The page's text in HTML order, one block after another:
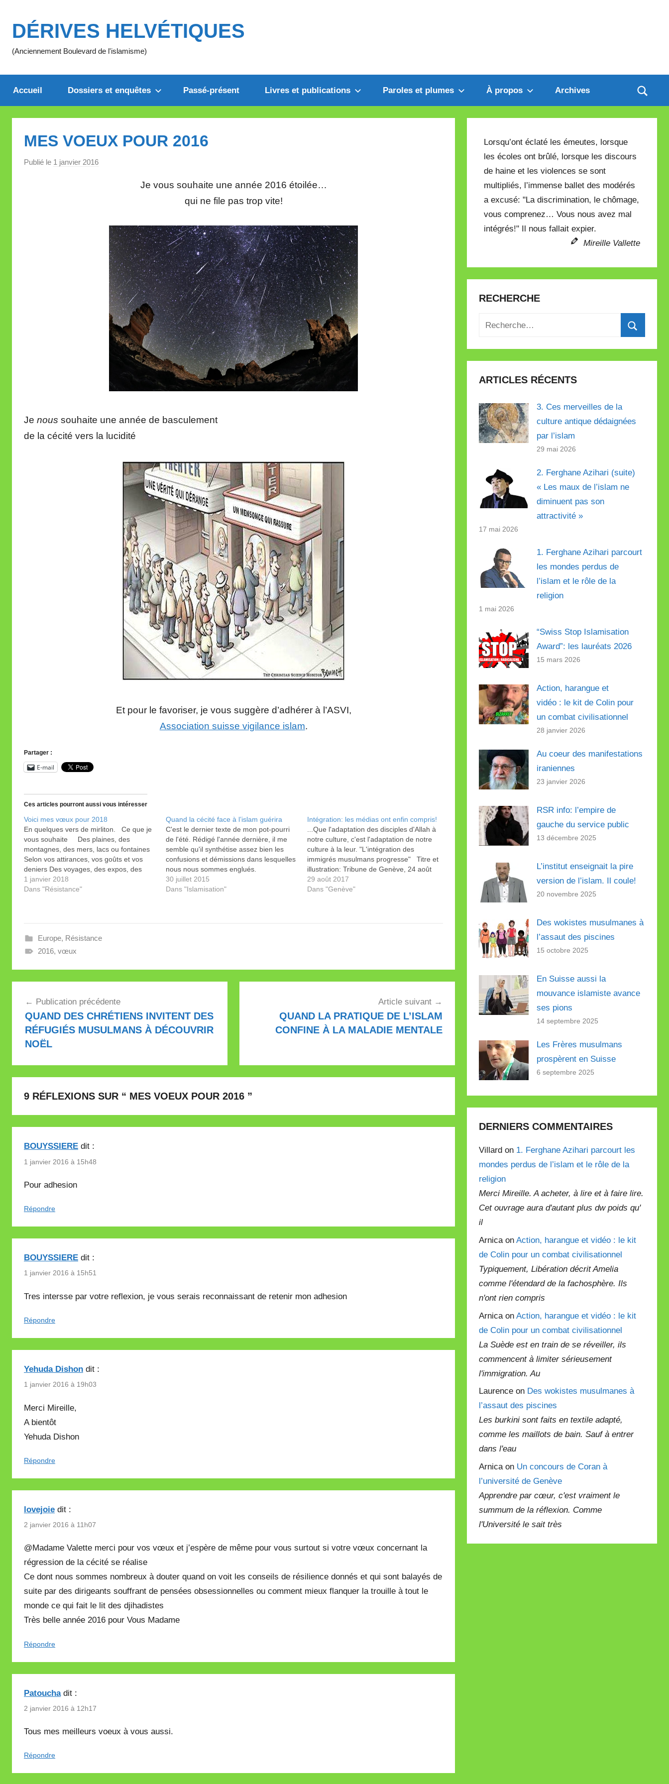
contenu
DÉRIVES HELVÉTIQUES
(Anciennement Boulevard de l'islamisme)
Accueil Dossiers et enquêtes Passé-présent Livres et publications Paroles et plumes À propos Archives
MES VOEUX POUR 2016
Publié le 1 janvier 2016
Je vous souhaite une année 2016 étoilée…
qui ne file pas trop vite!
Je nous souhaite une année de basculement
de la cécité vers la lucidité
Et pour le favoriser, je vous suggère d’adhérer à l’ASVI,
Association suisse vigilance islam.
Partager :
E-mail
Ces articles pourront aussi vous intéresser
Voici mes vœux pour 2018
En quelques vers de mirliton. Ce que je
vous souhaite Des plaines, des
montagnes, des mers, lacs ou fontaines
Selon vos attirances, vos goûts et vos
deniers Des voyages, des expos, des
spectacles et concerts Et puis votre santé
par les maux épargnée Des posts
1 janvier 2018
Dans "Résistance"
Quand la cécité face à l’islam guérira
C'est le dernier texte de mon pot-pourri
de l'été. Rédigé l'année dernière, il me
semble qu'il synthétise assez bien les
confusions et démissions dans lesquelles
nous nous sommes englués.
30 juillet 2015
Dans "Islamisation"
Intégration: les médias ont enfin compris!
...Que l'adaptation des disciples d'Allah à
notre culture, c'est l'adaptation de notre
culture à la leur. "L'intégration des
immigrés musulmans progresse" Titre et
illustration: Tribune de Genève, 24 août
2017 "L'intégration des musulmans
progresse en Europe" Titre et
29 août 2017
Dans "Genève"
Europe, Résistance
2016, vœux
l’article
Publication précédente
QUAND DES CHRÉTIENS INVITENT DES
RÉFUGIÉS MUSULMANS À DÉCOUVRIR
NOËL
Article suivant
QUAND LA PRATIQUE DE L’ISLAM
CONFINE À LA MALADIE MENTALE
9 RÉFLEXIONS SUR “ MES VOEUX POUR 2016 ”
BOUYSSIERE dit :
1 janvier 2016 à 15h48
Pour adhesion
Répondre
BOUYSSIERE dit :
1 janvier 2016 à 15h51
Tres intersse par votre reflexion, je vous serais reconnaissant de retenir mon adhesion
Répondre
Yehuda Dishon dit :
1 janvier 2016 à 19h03
Merci Mireille,
A bientôt
Yehuda Dishon
Répondre
lovejoie dit :
2 janvier 2016 à 11h07
@Madame Valette merci pour vos vœux et j’espère de même pour vous surtout si votre vœux concernant la
régression de la cécité se réalise
Ce dont nous sommes nombreux à douter quand on voit les conseils de résilience donnés et qui sont balayés de
suite par des dirigeants souffrant de pensées obsessionnelles ou comment mieux flanquer la trouille à tout le
monde ce qui fait le lit des djihadistes
Très belle année 2016 pour Vous Madame
Répondre
Patoucha dit :
2 janvier 2016 à 12h17
Tous mes meilleurs voeux à vous aussi.
Répondre
Lorsqu’ont éclaté les émeutes, lorsque
les écoles ont brûlé, lorsque les discours
de haine et les violences se sont
multipliés, l’immense ballet des modérés
a excusé: "La discrimination, le chômage,
vous comprenez… Vous nous avez mal
intégrés!" Il nous fallait expier.
Mireille Vallette
RECHERCHE
Recherche
:
ARTICLES RÉCENTS
3. Ces merveilles de la
culture antique dédaignées
par l’islam
29 mai 2026
2. Ferghane Azihari (suite)
« Les maux de l’islam ne
diminuent pas son
attractivité »
17 mai 2026
1. Ferghane Azihari parcourt
les mondes perdus de
l’islam et le rôle de la
religion
1 mai 2026
“Swiss Stop Islamisation
Award”: les lauréats 2026
15 mars 2026
Action, harangue et
vidéo : le kit de Colin pour
un combat civilisationnel
28 janvier 2026
Au coeur des manifestations
iraniennes
23 janvier 2026
RSR info: l’empire de
gauche du service public
13 décembre 2025
L’institut enseignait la pire
version de l’islam. Il coule!
20 novembre 2025
Des wokistes musulmanes à
l’assaut des piscines
15 octobre 2025
En Suisse aussi la
mouvance islamiste avance
ses pions
14 septembre 2025
Les Frères musulmans
prospèrent en Suisse
6 septembre 2025
DERNIERS COMMENTAIRES
Villard on 1. Ferghane Azihari parcourt les
mondes perdus de l’islam et le rôle de la
religion
Merci Mireille. A acheter, à lire et à faire lire.
Cet ouvrage aura d'autant plus dw poids qu'
il
Arnica onAction, harangue et vidéo : le kit
de Colin pour un combat civilisationnel
Typiquement, Libération décrit Amelia
comme l'étendard de la fachosphère. Ils
n'ont rien compris
Arnica onAction, harangue et vidéo : le kit
de Colin pour un combat civilisationnel
La Suède est en train de se réveiller, ils
commencent à limiter sérieusement
l'immigration. Au
Laurence on Des wokistes musulmanes à
l’assaut des piscines
Les burkini sont faits en textile adapté,
comme les maillots de bain. Sauf à entrer
dans l'eau
Arnica on Un concours de Coran à
l’université de Genève
Apprendre par cœur, c'est vraiment le
summum de la réflexion. Comme
l'Université le sait très